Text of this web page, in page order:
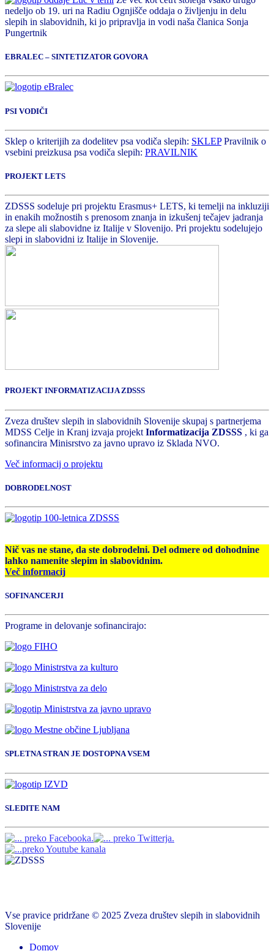
nedeljo ob 19. uri na Radiu Ognjišče oddaja o življenju in delu
slepih in slabovidnih, ki jo pripravlja in vodi naša članica Sonja
Pungertnik
EBRALEC – SINTETIZATOR GOVORA
PSI VODIČI
Sklep o kriterijih za dodelitev psa vodiča slepih: SKLEPPravilnik o
vsebini preizkusa psa vodiča slepih: PRAVILNIK
PROJEKT LETS
ZDSSS sodeluje pri projektu Erasmus+ LETS, ki temelji na inkluziji
in enakih možnostih s prenosom znanja in izkušenj tečajev jadranja
za slepe ali slabovidne iz Italije v Slovenijo. Pri projektu sodelujejo
slepi in slabovidni iz Italije in Slovenije.
PROJEKT INFORMATIZACIJA ZDSSS
Zveza društev slepih in slabovidnih Slovenije skupaj s partnerjema
MDSS Celje in Kranj izvaja projekt Informatizacija ZDSSS , ki ga
sofinancira Minisrstvo za javno upravo iz Sklada NVO.
Več informacij o projektu
DOBRODELNOST
Nič vas ne stane, da ste dobrodelni. Del odmere od dohodnine
lahko namenite slepim in slabovidnim.
Več informacij
SOFINANCERJI
Programe in delovanje sofinancirajo:
SPLETNA STRAN JE DOSTOPNA VSEM
SLEDITE NAM
Vse pravice pridržane © 2025 Zveza društev slepih in slabovidnih
Slovenije
Domov